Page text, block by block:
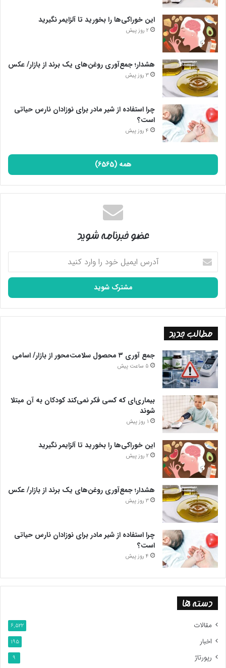
این خوراکی‌ها را بخورید تا آلزایمر نگیرید
2 روز پیش
هشدار؛ جمع‌آوری روغن‌های یک برند از بازار/ عکس
3 روز پیش
چرا استفاده از شیر مادر برای نوزادان نارس حیاتی
است؟
4 روز پیش
همه (6565)
عضو خبرنامه شوید
آدرس
ایمیل
خود
وارد
کنید
مطالب جدید
جمع آوری ۳ محصول سلامت‌محور از بازار/ اسامی
5 ساعت پیش
بیماری‌ای که کسی فکر نمی‌کند کودکان به آن مبتلا
شوند
1 روز پیش
این خوراکی‌ها را بخورید تا آلزایمر نگیرید
2 روز پیش
هشدار؛ جمع‌آوری روغن‌های یک برند از بازار/ عکس
3 روز پیش
چرا استفاده از شیر مادر برای نوزادان نارس حیاتی
است؟
4 روز پیش
دسته ها
مقالات 6,522
اخبار 195
رپورتاژ 9